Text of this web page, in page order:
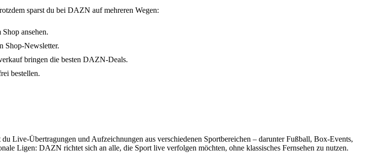
sparst du bei DAZN auf mehreren Wegen:
ansehen.
Shop-Newsletter.
bringen die besten DAZN-Deals.
bestellen.
Live-Übertragungen und Aufzeichnungen aus verschiedenen Sportbereichen – darunter Fußball, Box-Events,
Ligen: DAZN richtet sich an alle, die Sport live verfolgen möchten, ohne klassisches Fernsehen zu nutzen.